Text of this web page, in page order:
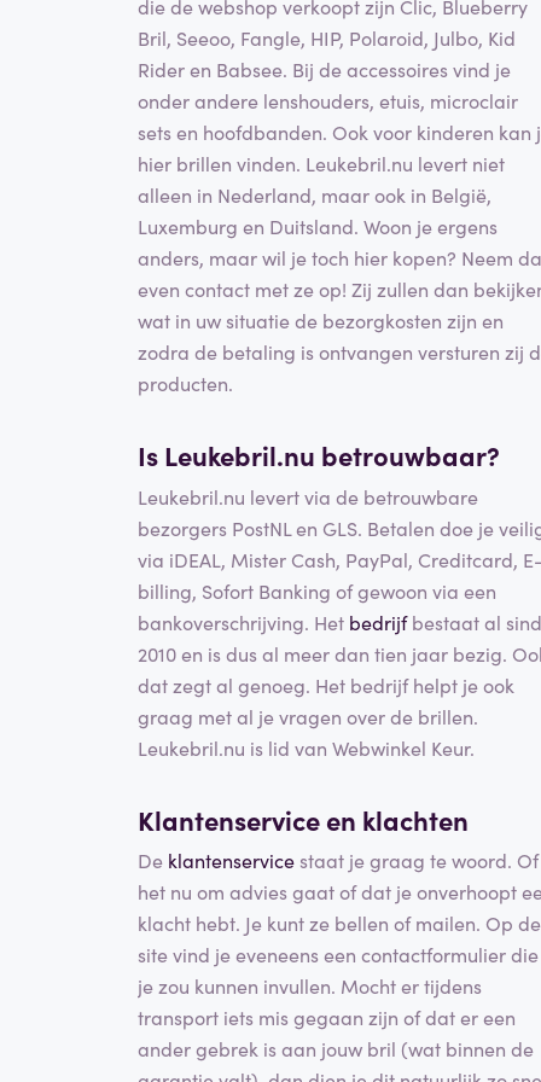
die de webshop verkoopt zijn Clic, Blueberry
Bril, Seeoo, Fangle, HIP, Polaroid, Julbo, Kid
Rider en Babsee. Bij de accessoires vind je
onder andere lenshouders, etuis, microclair
sets en hoofdbanden. Ook voor kinderen kan
hier brillen vinden. Leukebril.nu levert niet
alleen in Nederland, maar ook in België,
Luxemburg en Duitsland. Woon je ergens
anders, maar wil je toch hier kopen? Neem
even contact met ze op! Zij zullen dan
wat in uw situatie de bezorgkosten zijn en
zodra de betaling is ontvangen versturen zij
producten.
Is Leukebril.nu betrouwbaar?
Leukebril.nu levert via de betrouwbare
bezorgers PostNL en GLS. Betalen doe je
via iDEAL, Mister Cash, PayPal, Creditcard, E-
billing, Sofort Banking of gewoon via een
bankoverschrijving. Het bedrijfbestaat al
2010 en is dus al meer dan tien jaar bezig.
dat zegt al genoeg. Het bedrijf helpt je ook
graag met al je vragen over de brillen.
Leukebril.nu is lid van Webwinkel Keur.
Klantenservice en klachten
De klantenservice staat je graag te woord. Of
het nu om advies gaat of dat je onverhoopt
klacht hebt. Je kunt ze bellen of mailen. Op de
site vind je eveneens een contactformulier die
je zou kunnen invullen. Mocht er tijdens
transport iets mis gegaan zijn of dat er een
ander gebrek is aan jouw bril (wat binnen de